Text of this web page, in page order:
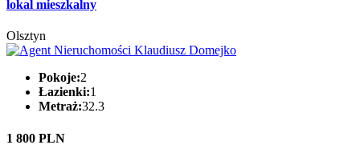
lokal mieszkalny
Olsztyn
Pokoje:2
Łazienki:1
Metraż:32.3
1 800 PLN